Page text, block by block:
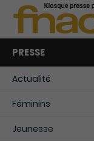
PRESSE
Actualité
Féminins
Jeunesse